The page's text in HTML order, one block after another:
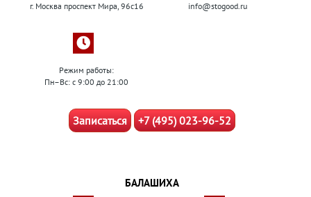
г. Москва проспект Мира, 96с16
info@stogood.ru
Режим работы:
Пн–Вс: с 9:00 до 21:00
Записаться +7 (495) 023-96-52
БАЛАШИХА